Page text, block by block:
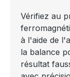
Vérifiez au
à l'aide de
la balance
résultat